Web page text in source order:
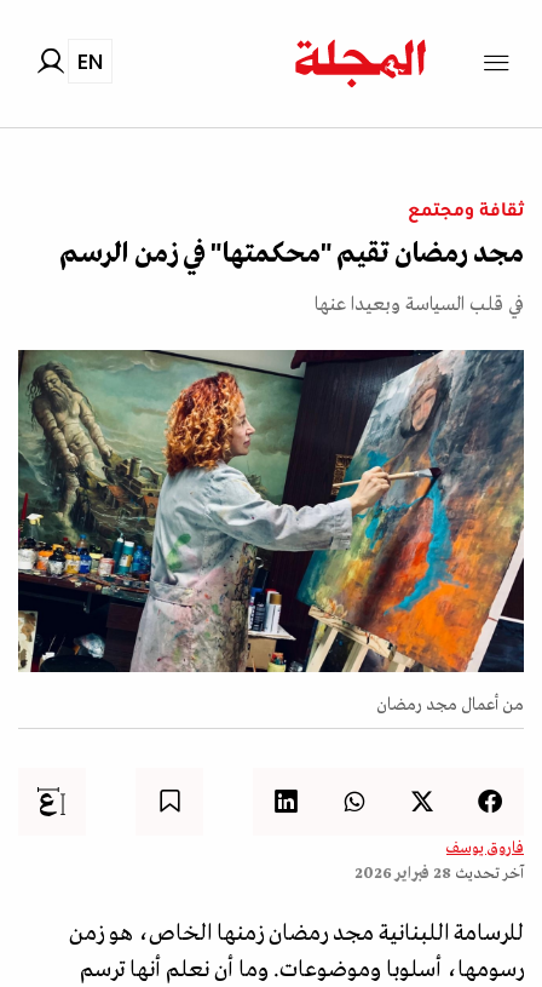
EN
ثقافة ومجتمع
مجد رمضان تقيم "محكمتها" في زمن الرسم
في قلب السياسة وبعيدا عنها
من أعمال مجد رمضان
فاروق يوسف
آخر تحديث 28 فبراير 2026
للرسامة اللبنانية مجد رمضان زمنها الخاص، هو زمن
رسومها، أسلوبا وموضوعات. وما أن نعلم أنها ترسم